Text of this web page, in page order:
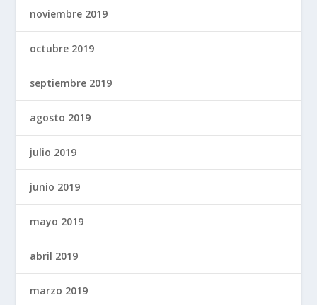
noviembre 2019
octubre 2019
septiembre 2019
agosto 2019
julio 2019
junio 2019
mayo 2019
abril 2019
marzo 2019